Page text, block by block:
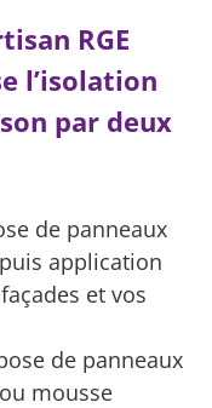
RGE
l’isolation
par deux
de panneaux
application
et vos
de panneaux
mousse